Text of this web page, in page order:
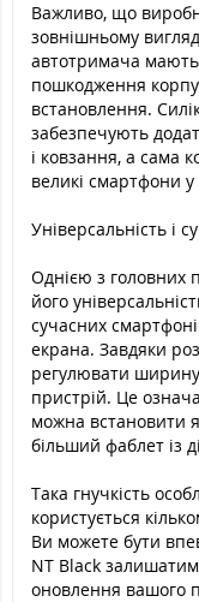
Важливо, що
зовнішньому
автотримача
пошкодження
встановлення.
забезпечують
і ковзання, а сама
великі смартфони
Універсальність і
Однією з головних
його
сучасних
екрана. Завдяки
регулювати
пристрій. Це
можна встановити
більший фаблет із
Така гнучкість
користується
Ви можете бути
NT Black
оновлення вашого